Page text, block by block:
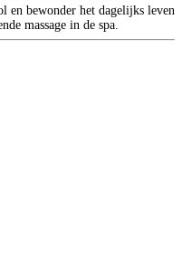
bewonder het dagelijks leven
massage in de spa.